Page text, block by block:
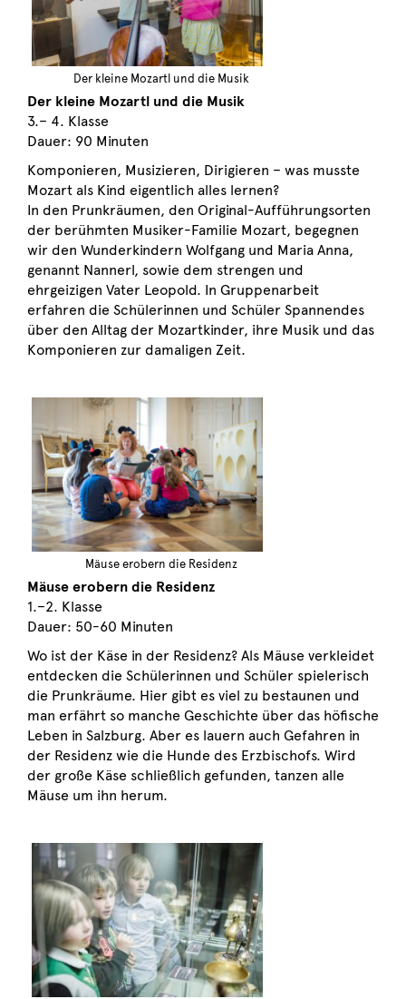
Der kleine Mozartl und die Musik
Der kleine Mozartl und die Musik
3.– 4. Klasse
Dauer: 90 Minuten
Komponieren, Musizieren, Dirigieren – was musste
Mozart als Kind eigentlich alles lernen?
In den Prunkräumen, den Original-Aufführungsorten
der berühmten Musiker-Familie Mozart, begegnen
wir den Wunderkindern Wolfgang und Maria Anna,
genannt Nannerl, sowie dem strengen und
ehrgeizigen Vater Leopold. In Gruppenarbeit
erfahren die Schülerinnen und Schüler Spannendes
über den Alltag der Mozartkinder, ihre Musik und das
Komponieren zur damaligen Zeit.
Mäuse erobern die Residenz
Mäuse erobern die Residenz
1.–2. Klasse
Dauer: 50-60 Minuten
Wo ist der Käse in der Residenz? Als Mäuse verkleidet
entdecken die Schülerinnen und Schüler spielerisch
die Prunkräume. Hier gibt es viel zu bestaunen und
man erfährt so manche Geschichte über das höfische
Leben in Salzburg. Aber es lauern auch Gefahren in
der Residenz wie die Hunde des Erzbischofs. Wird
der große Käse schließlich gefunden, tanzen alle
Mäuse um ihn herum.